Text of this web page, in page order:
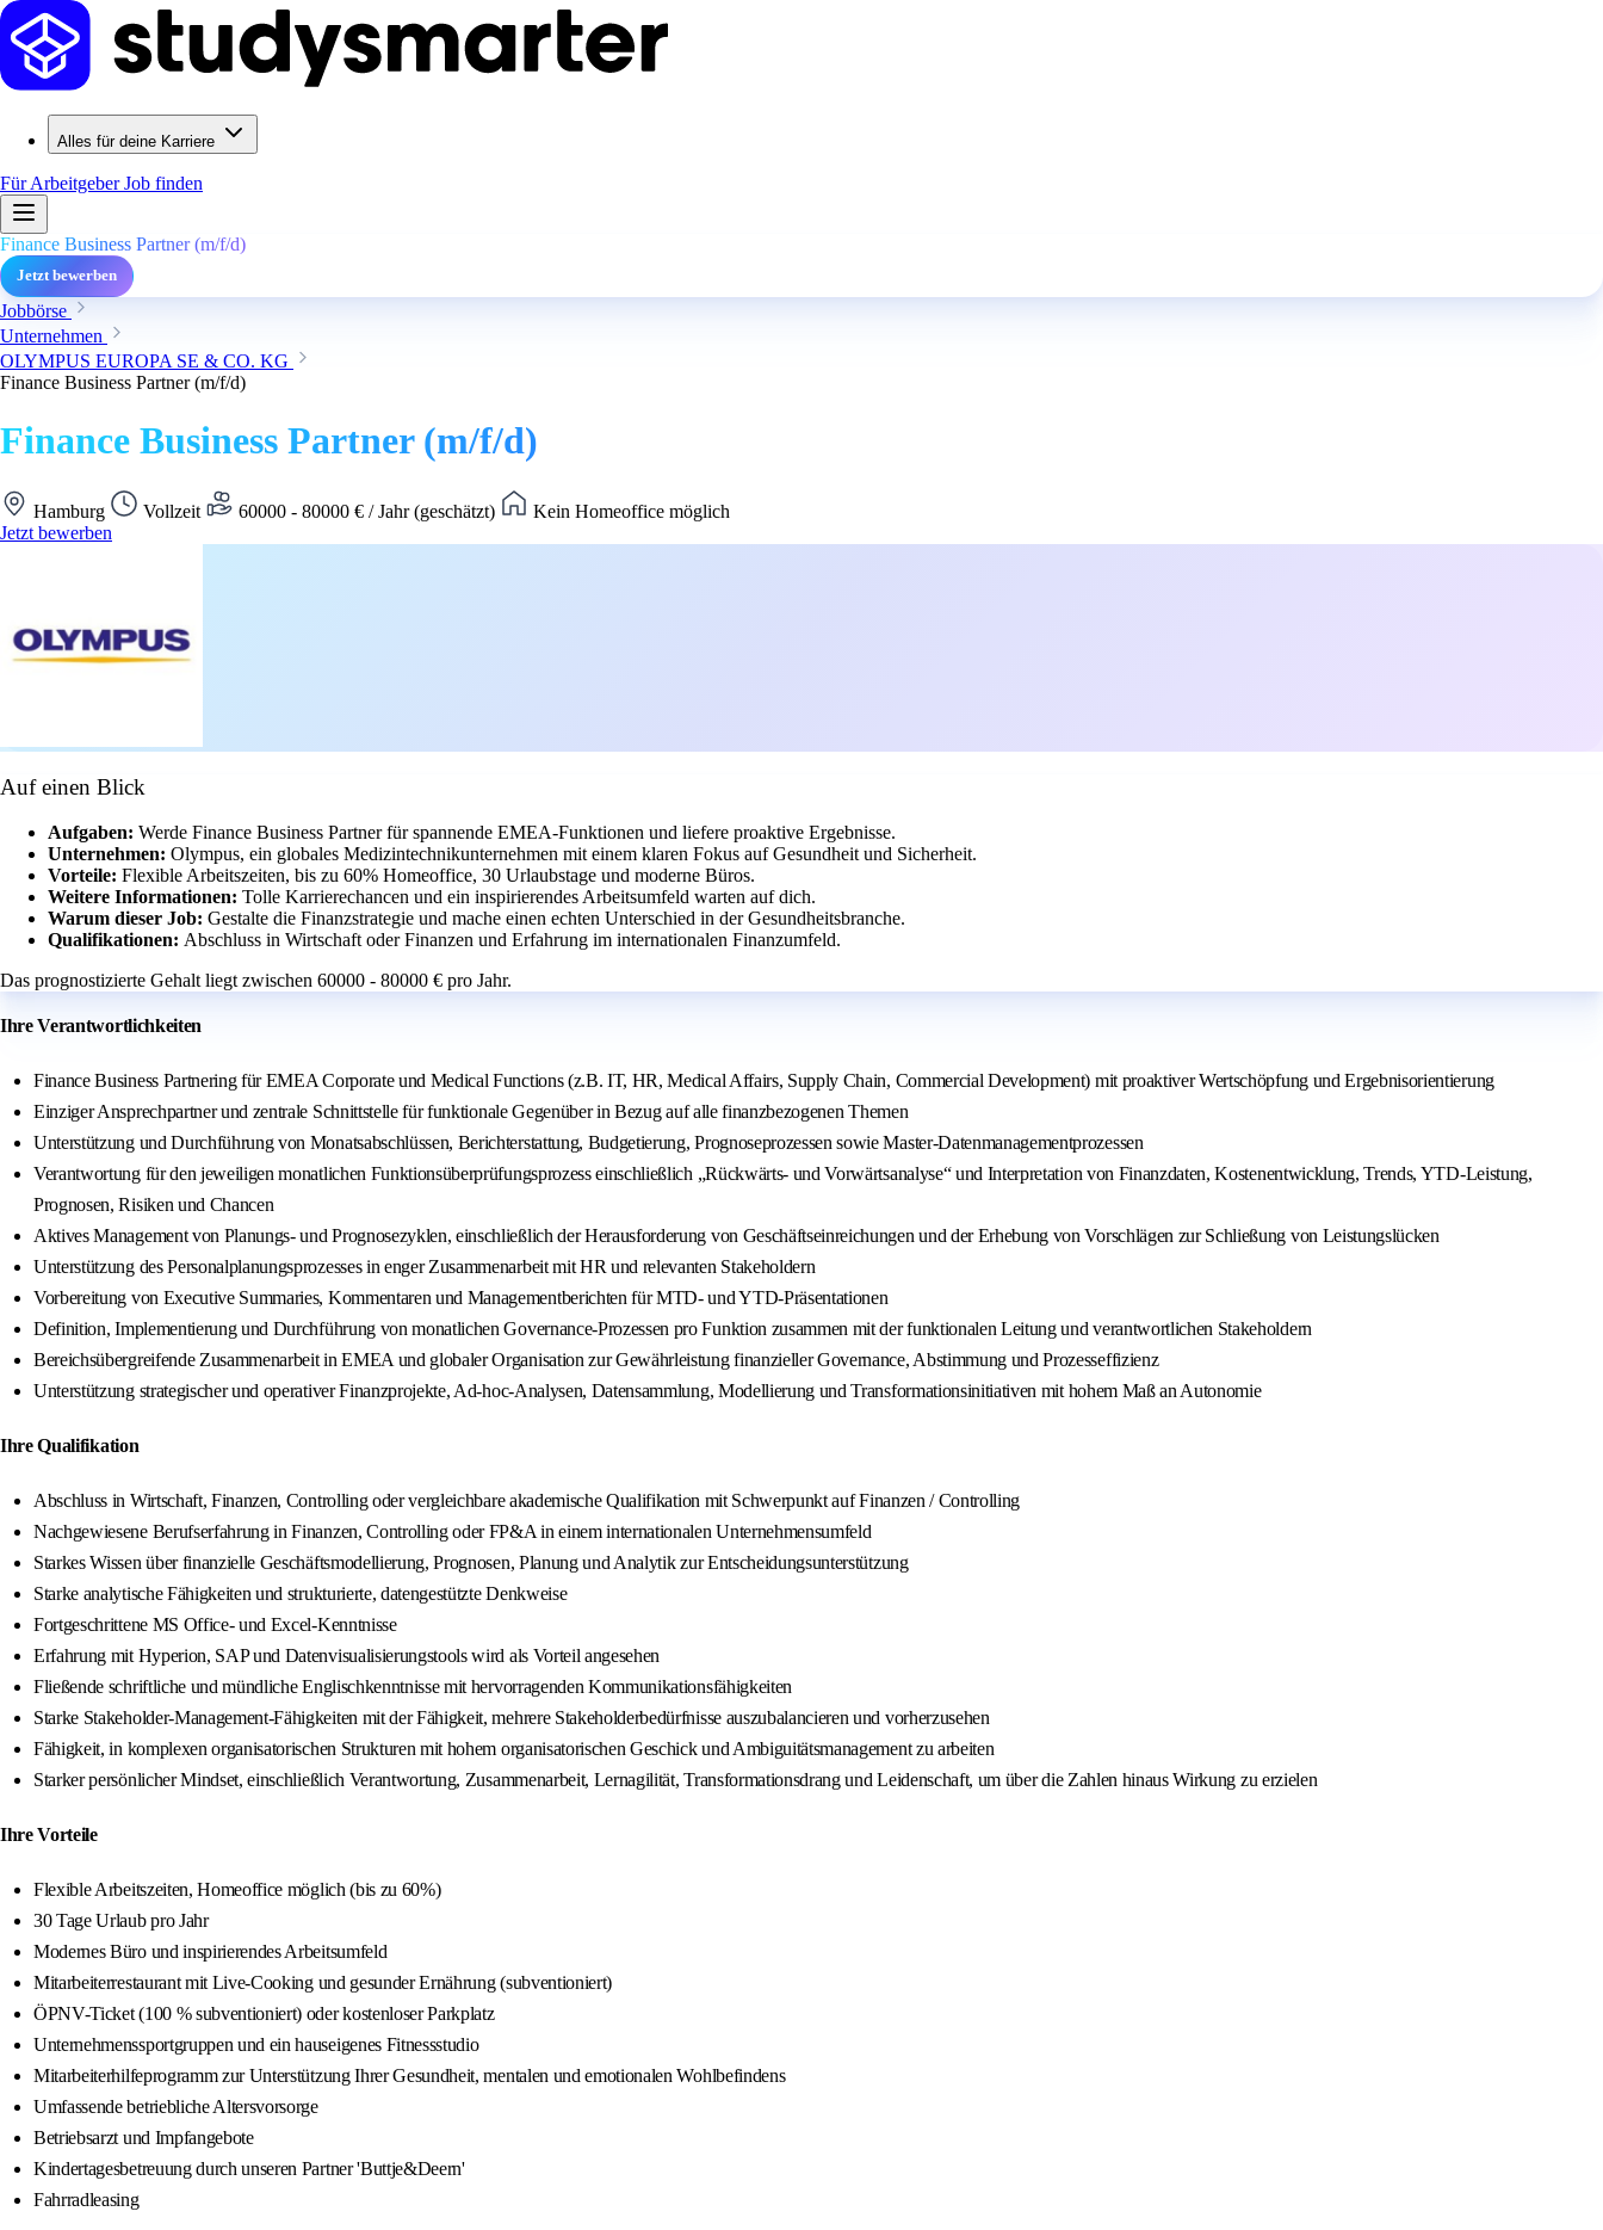
Alles für deine Karriere
Für ArbeitgeberJob finden
Finance Business Partner (m/f/d)
Jetzt bewerben
Jobbörse
Unternehmen
OLYMPUS EUROPA SE & CO. KG
Finance Business Partner (m/f/d)
Finance Business Partner (m/f/d)
Hamburg Vollzeit 60000 - 80000 € / Jahr (geschätzt)
Kein Homeoffice möglich
Jetzt bewerben
Auf einen Blick
Aufgaben: Werde Finance Business Partner für spannende EMEA-Funktionen und liefere proaktive Ergebnisse.
Unternehmen: Olympus, ein globales Medizintechnikunternehmen mit einem klaren Fokus auf Gesundheit und Sicherheit.
Vorteile: Flexible Arbeitszeiten, bis zu 60% Homeoffice, 30 Urlaubstage und moderne Büros.
Weitere Informationen: Tolle Karrierechancen und ein inspirierendes Arbeitsumfeld warten auf dich.
Warum dieser Job: Gestalte die Finanzstrategie und mache einen echten Unterschied in der Gesundheitsbranche.
Qualifikationen: Abschluss in Wirtschaft oder Finanzen und Erfahrung im internationalen Finanzumfeld.
Das prognostizierte Gehalt liegt zwischen 60000 - 80000 € pro Jahr.
Ihre Verantwortlichkeiten
Finance Business Partnering für EMEA Corporate und Medical Functions (z.B. IT, HR, Medical Affairs, Supply Chain, Commercial Development) mit proaktiver Wertschöpfung und Ergebnisorientierung
Einziger Ansprechpartner und zentrale Schnittstelle für funktionale Gegenüber in Bezug auf alle finanzbezogenen Themen
Unterstützung und Durchführung von Monatsabschlüssen, Berichterstattung, Budgetierung, Prognoseprozessen sowie Master-Datenmanagementprozessen
Verantwortung für den jeweiligen monatlichen Funktionsüberprüfungsprozess einschließlich „Rückwärts- und Vorwärtsanalyse“ und Interpretation von Finanzdaten, Kostenentwicklung, Trends, YTD-Leistung,
Prognosen, Risiken und Chancen
Aktives Management von Planungs- und Prognosezyklen, einschließlich der Herausforderung von Geschäftseinreichungen und der Erhebung von Vorschlägen zur Schließung von Leistungslücken
Unterstützung des Personalplanungsprozesses in enger Zusammenarbeit mit HR und relevanten Stakeholdern
Vorbereitung von Executive Summaries, Kommentaren und Managementberichten für MTD- und YTD-Präsentationen
Definition, Implementierung und Durchführung von monatlichen Governance-Prozessen pro Funktion zusammen mit der funktionalen Leitung und verantwortlichen Stakeholdern
Bereichsübergreifende Zusammenarbeit in EMEA und globaler Organisation zur Gewährleistung finanzieller Governance, Abstimmung und Prozesseffizienz
Unterstützung strategischer und operativer Finanzprojekte, Ad-hoc-Analysen, Datensammlung, Modellierung und Transformationsinitiativen mit hohem Maß an Autonomie
Ihre Qualifikation
Abschluss in Wirtschaft, Finanzen, Controlling oder vergleichbare akademische Qualifikation mit Schwerpunkt auf Finanzen / Controlling
Nachgewiesene Berufserfahrung in Finanzen, Controlling oder FP&A in einem internationalen Unternehmensumfeld
Starkes Wissen über finanzielle Geschäftsmodellierung, Prognosen, Planung und Analytik zur Entscheidungsunterstützung
Starke analytische Fähigkeiten und strukturierte, datengestützte Denkweise
Fortgeschrittene MS Office- und Excel-Kenntnisse
Erfahrung mit Hyperion, SAP und Datenvisualisierungstools wird als Vorteil angesehen
Fließende schriftliche und mündliche Englischkenntnisse mit hervorragenden Kommunikationsfähigkeiten
Starke Stakeholder-Management-Fähigkeiten mit der Fähigkeit, mehrere Stakeholderbedürfnisse auszubalancieren und vorherzusehen
Fähigkeit, in komplexen organisatorischen Strukturen mit hohem organisatorischen Geschick und Ambiguitätsmanagement zu arbeiten
Starker persönlicher Mindset, einschließlich Verantwortung, Zusammenarbeit, Lernagilität, Transformationsdrang und Leidenschaft, um über die Zahlen hinaus Wirkung zu erzielen
Ihre Vorteile
Flexible Arbeitszeiten, Homeoffice möglich (bis zu 60%)
30 Tage Urlaub pro Jahr
Modernes Büro und inspirierendes Arbeitsumfeld
Mitarbeiterrestaurant mit Live-Cooking und gesunder Ernährung (subventioniert)
ÖPNV-Ticket (100 % subventioniert) oder kostenloser Parkplatz
Unternehmenssportgruppen und ein hauseigenes Fitnessstudio
Mitarbeiterhilfeprogramm zur Unterstützung Ihrer Gesundheit, mentalen und emotionalen Wohlbefindens
Umfassende betriebliche Altersvorsorge
Betriebsarzt und Impfangebote
Kindertagesbetreuung durch unseren Partner 'Buttje&Deern'
Fahrradleasing